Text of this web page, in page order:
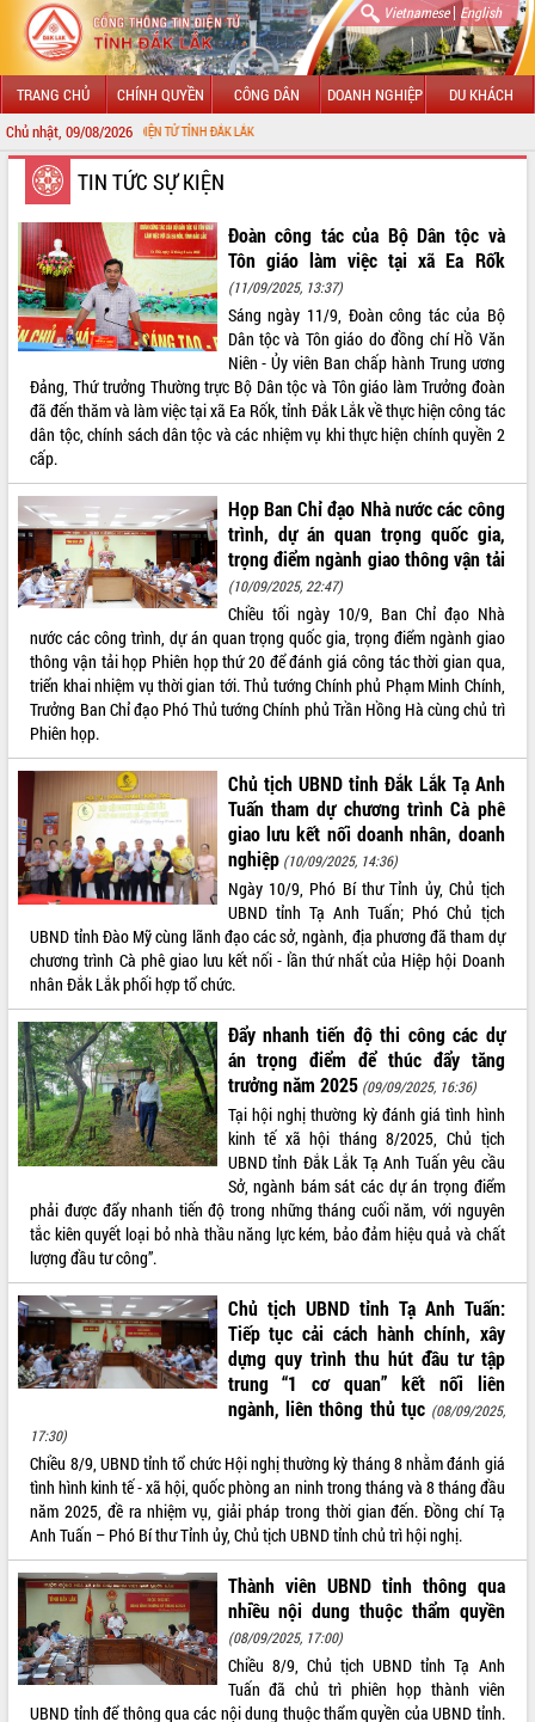
Vietnamese| English
TRANG CHỦ CHÍNH QUYỀN CÔNG DÂN DOANH NGHIỆP DU KHÁCH
Chủ nhật, 09/08/2026
ĐIỆN TỬ TỈNH ĐẮK LẮK
GIỚI THIỆU
LÃNH ĐẠO UBND TỈNH
TIN TỨC SỰ KIỆN
SỞ, BAN, NGÀNH
THÔNG TIN CHỈ ĐẠO ĐIỀU HÀNH
HỆ THỐNG VĂN BẢN
VĂN BẢN HĐND TỈNH
ĐIỂM TIN VĂN BẢN
VIDEO
Trailer Lễ hội Sầu riêng Đắk Lắk năm
2026
Khám bệnh, cấp phát thuốc miễn phí
Hội nghị UBND tỉnh Đắk Lắk thường kỳ
tháng 7/2026
Lễ truy tặng danh hiệu “Bà Mẹ Việt
Nam Anh hùng” và trao Huân chương
UBND tỉnh Đắk Lắk triển khai nhiệm
vụ 6 tháng cuối năm 2026
Kỳ họp thứ Hai, Hội đồng nhân dân
tỉnh khóa XI quyết nghị nhiều nội dung
quan trọng
Bí thư Tỉnh ủy Lương Nguyễn Minh
ALBUM ẢNH
TIN TỨC SỰ KIỆN
Đoàn công tác của Bộ Dân tộc và
Tôn giáo làm việc tại xã Ea Rốk
(11/09/2025, 13:37)
Sáng ngày 11/9, Đoàn công tác của Bộ
Dân tộc và Tôn giáo do đồng chí Hồ Văn
Niên - Ủy viên Ban chấp hành Trung ương
Đảng, Thứ trưởng Thường trực Bộ Dân tộc và Tôn giáo làm Trưởng đoàn
đã đến thăm và làm việc tại xã Ea Rốk, tỉnh Đắk Lắk về thực hiện công tác
dân tộc, chính sách dân tộc và các nhiệm vụ khi thực hiện chính quyền 2
cấp.
Họp Ban Chỉ đạo Nhà nước các công
trình, dự án quan trọng quốc gia,
trọng điểm ngành giao thông vận tải
(10/09/2025, 22:47)
Chiều tối ngày 10/9, Ban Chỉ đạo Nhà
nước các công trình, dự án quan trọng quốc gia, trọng điểm ngành giao
thông vận tải họp Phiên họp thứ 20 để đánh giá công tác thời gian qua,
triển khai nhiệm vụ thời gian tới. Thủ tướng Chính phủ Phạm Minh Chính,
Trưởng Ban Chỉ đạo Phó Thủ tướng Chính phủ Trần Hồng Hà cùng chủ trì
Phiên họp.
Chủ tịch UBND tỉnh Đắk Lắk Tạ Anh
Tuấn tham dự chương trình Cà phê
giao lưu kết nối doanh nhân, doanh
nghiệp (10/09/2025, 14:36)
Ngày 10/9, Phó Bí thư Tỉnh ủy, Chủ tịch
UBND tỉnh Tạ Anh Tuấn; Phó Chủ tịch
UBND tỉnh Đào Mỹ cùng lãnh đạo các sở, ngành, địa phương đã tham dự
chương trình Cà phê giao lưu kết nối - lần thứ nhất của Hiệp hội Doanh
nhân Đắk Lắk phối hợp tổ chức.
Đẩy nhanh tiến độ thi công các dự
án trọng điểm để thúc đẩy tăng
trưởng năm 2025 (09/09/2025, 16:36)
Tại hội nghị thường kỳ đánh giá tình hình
kinh tế xã hội tháng 8/2025, Chủ tịch
UBND tỉnh Đắk Lắk Tạ Anh Tuấn yêu cầu
Sở, ngành bám sát các dự án trọng điểm
phải được đẩy nhanh tiến độ trong những tháng cuối năm, với nguyên
tắc kiên quyết loại bỏ nhà thầu năng lực kém, bảo đảm hiệu quả và chất
lượng đầu tư công”.
Chủ tịch UBND tỉnh Tạ Anh Tuấn:
Tiếp tục cải cách hành chính, xây
dựng quy trình thu hút đầu tư tập
trung “1 cơ quan” kết nối liên
ngành, liên thông thủ tục (08/09/2025,
17:30)
Chiều 8/9, UBND tỉnh tổ chức Hội nghị thường kỳ tháng 8 nhằm đánh giá
tình hình kinh tế - xã hội, quốc phòng an ninh trong tháng và 8 tháng đầu
năm 2025, đề ra nhiệm vụ, giải pháp trong thời gian đến. Đồng chí Tạ
Anh Tuấn – Phó Bí thư Tỉnh ủy, Chủ tịch UBND tỉnh chủ trì hội nghị.
Thành viên UBND tỉnh thông qua
nhiều nội dung thuộc thẩm quyền
(08/09/2025, 17:00)
Chiều 8/9, Chủ tịch UBND tỉnh Tạ Anh
Tuấn đã chủ trì phiên họp thành viên
UBND tỉnh để thông qua các nội dung thuộc thẩm quyền của UBND tỉnh.